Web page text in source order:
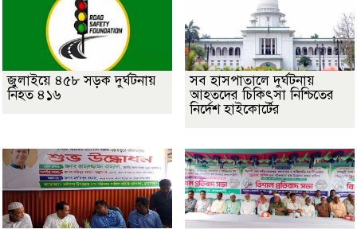
জুলাইয়ে ৪৫৮ সড়ক দুর্ঘটনায়
নিহত ৪১৬
সব হাসপাতালে দুর্ঘটনায়
আহতদের চিকিৎসা নিশ্চিতের
নির্দেশ হাইকোর্টের